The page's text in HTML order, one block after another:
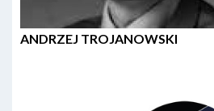
ANDRZEJ TROJANOWSKI